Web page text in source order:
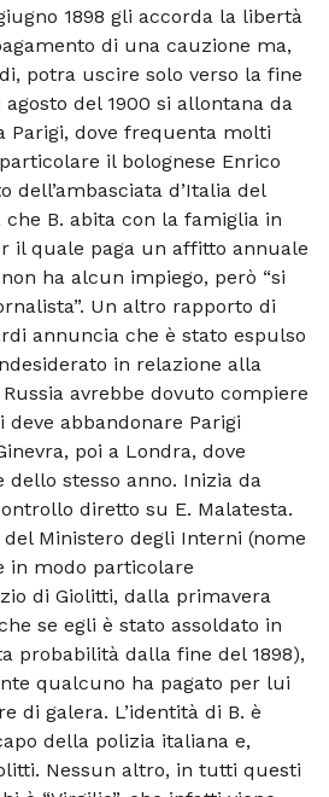
1898 gli accorda la libertà
di una cauzione ma,
potra uscire solo verso la fine
agosto del 1900 si allontana da
Parigi, dove frequenta molti
il bolognese Enrico
dell’ambasciata d’Italia del
che B. abita con la famiglia in
il quale paga un affitto annuale
ha alcun impiego, però “si
Un altro rapporto di
annuncia che è stato espulso
in relazione alla
avrebbe dovuto compiere
deve abbandonare Parigi
poi a Londra, dove
dello stesso anno. Inizia da
diretto su E. Malatesta.
Ministero degli Interni (nome
in modo particolare
di Giolitti, dalla primavera
se egli è stato assoldato in
probabilità dalla fine del 1898),
qualcuno ha pagato per lui
di galera. L’identità di B. è
della polizia italiana e,
Nessun altro, in tutti questi